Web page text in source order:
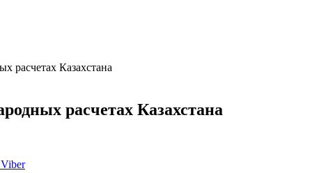
расчетах Казахстана
расчетах Казахстана
Viber